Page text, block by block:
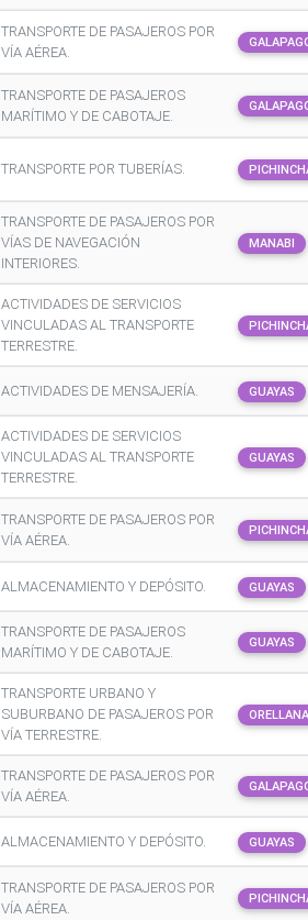
TRANSPORTE DE PASAJEROS POR
VÍA AÉREA.
TRANSPORTE DE PASAJEROS
MARÍTIMO Y DE CABOTAJE.
TRANSPORTE POR TUBERÍAS.
TRANSPORTE DE PASAJEROS POR
VÍAS DE NAVEGACIÓN
INTERIORES.
MANABI
ACTIVIDADES DE SERVICIOS
VINCULADAS AL TRANSPORTE
TERRESTRE.
ACTIVIDADES DE MENSAJERÍA. GUAYAS
ACTIVIDADES DE SERVICIOS
VINCULADAS AL TRANSPORTE
TERRESTRE.
GUAYAS
TRANSPORTE DE PASAJEROS POR
VÍA AÉREA.
ALMACENAMIENTO Y DEPÓSITO. GUAYAS
TRANSPORTE DE PASAJEROS
MARÍTIMO Y DE CABOTAJE.
GUAYAS
TRANSPORTE URBANO Y
SUBURBANO DE PASAJEROS POR
VÍA TERRESTRE.
ORELLANA
TRANSPORTE DE PASAJEROS POR
VÍA AÉREA.
ALMACENAMIENTO Y DEPÓSITO. GUAYAS
TRANSPORTE DE PASAJEROS POR
VÍA AÉREA.